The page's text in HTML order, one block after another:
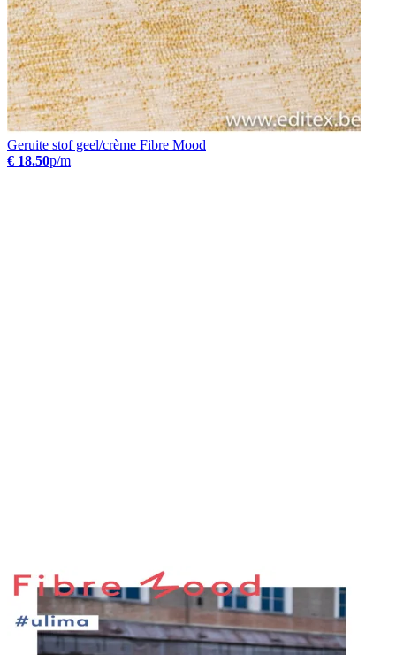
Geruite stof geel/crème Fibre Mood
€ 18.50p/m